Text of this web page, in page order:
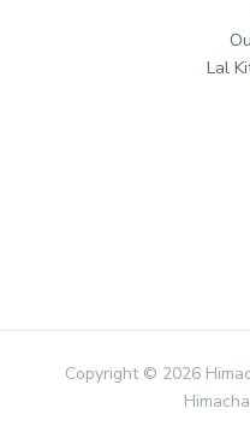
Lal
Copyright © 2026